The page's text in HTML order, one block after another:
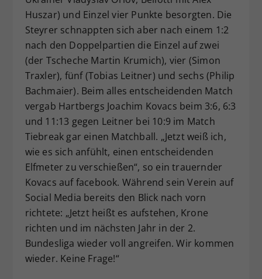
Huszar) und Einzel vier Punkte besorgten. Die
Steyrer schnappten sich aber nach einem 1:2
nach den Doppelpartien die Einzel auf zwei
(der Tscheche Martin Krumich), vier (Simon
Traxler), fünf (Tobias Leitner) und sechs (Philip
Bachmaier). Beim alles entscheidenden Match
vergab Hartbergs Joachim Kovacs beim 3:6, 6:3
und 11:13 gegen Leitner bei 10:9 im Match
Tiebreak gar einen Matchball. „Jetzt weiß ich,
wie es sich anfühlt, einen entscheidenden
Elfmeter zu verschießen“, so ein trauernder
Kovacs auf facebook. Während sein Verein auf
Social Media bereits den Blick nach vorn
richtete: „Jetzt heißt es aufstehen, Krone
richten und im nächsten Jahr in der 2.
Bundesliga wieder voll angreifen. Wir kommen
wieder. Keine Frage!“